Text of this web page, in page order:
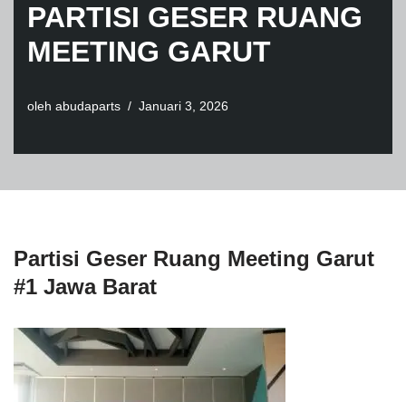
PARTISI GESER RUANG
MEETING GARUT
oleh abudaparts Januari 3, 2026
Partisi Geser Ruang Meeting Garut
#1 Jawa Barat